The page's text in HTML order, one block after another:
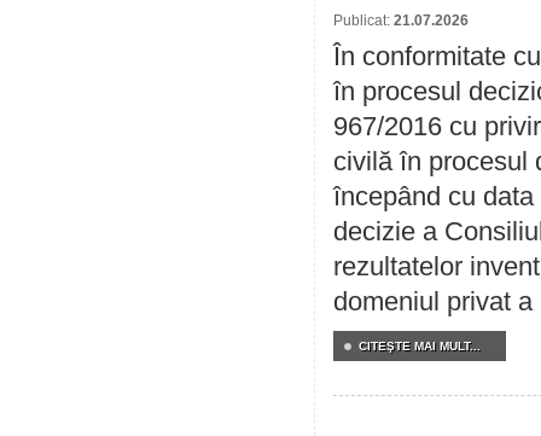
Publicat: 21.07.2026
În conformitate
în procesul
967/2016 cu
civilă în procesul
începând cu
decizie a
rezultatelor
domeniul privat a
CITEŞTE MAI MULT...